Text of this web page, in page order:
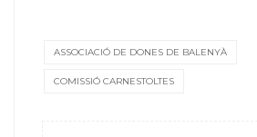
ASSOCIACIÓ DE DONES DE BALENYÀ
COMISSIÓ CARNESTOLTES